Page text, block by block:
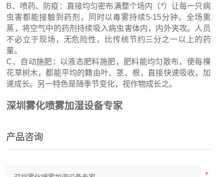
B、喷药、防疫：直接均匀密布满整个场内（*）让每一只病
虫害都能接触到药剂，同时以毒雾持续5-15分钟。全场熏
蒸，将空气中的药剂持续吸入病虫害体内，内外夹攻。人员
不必立于现场，无危险性，比传统节约三分之一以上的药
量。
C、自动施肥：以液态肥料施肥，肥料能均匀散布，使每棵
花草树木，都能平均的籍由叶、茎、根，直接快速吸收，加
速成长。另一特色是随季节变化，视作物成长之。
深圳雾化喷雾加湿设备专家
产品咨询